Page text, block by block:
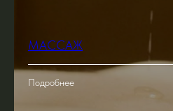
МАССАЖ
Подробнее